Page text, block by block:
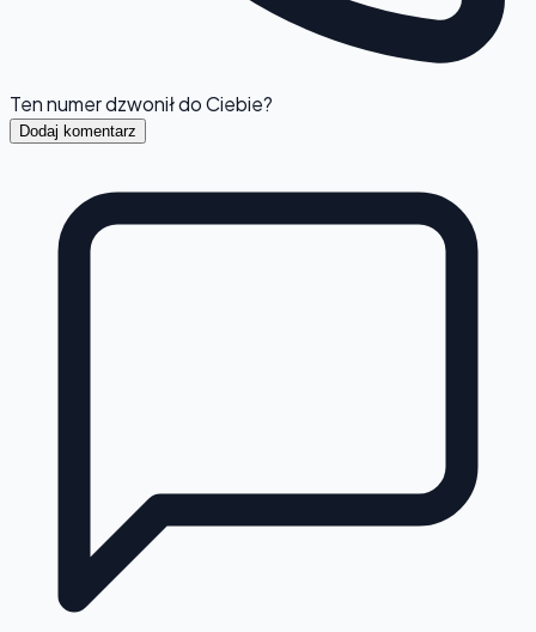
Ten numer dzwonił do Ciebie?
Dodaj komentarz